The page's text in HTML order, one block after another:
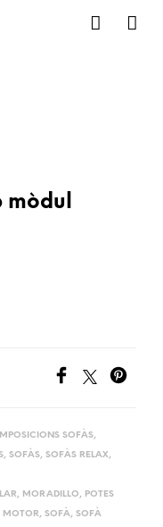
mòdul
SOFÀS,
, SOFÀS, SOFÀS RELAX,
, MORADILLO, POTES
MOTOR, SOFÀ, SOFÀ